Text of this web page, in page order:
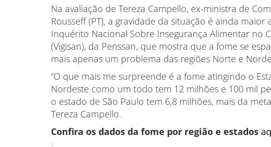
Na avaliação de Tereza Campello, ex-ministra de
Rousseff (PT), a gravidade da situação é ainda
Inquérito Nacional Sobre Insegurança Alimentar no
(Vigisan), da Penssan, que mostra que a fome se
mais apenas um problema das regiões Norte e
“O que mais me surpreende é a fome atingindo o
Nordeste como um todo tem 12 milhões e 100 mil
o estado de São Paulo tem 6,8 milhões, mais da
Tereza Campello.
Confira os dados da fome por região e estados